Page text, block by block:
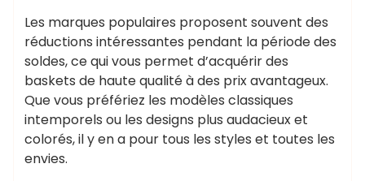
Les marques populaires proposent souvent des
réductions intéressantes pendant la période des
soldes, ce qui vous permet d’acquérir des
baskets de haute qualité à des prix avantageux.
Que vous préfériez les modèles classiques
intemporels ou les designs plus audacieux et
colorés, il y en a pour tous les styles et toutes les
envies.